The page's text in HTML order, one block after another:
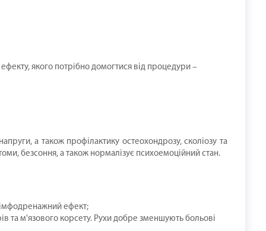
якого потрібно домогтися від процедури –
а також профілактику остеохондрозу, сколіозу та
безсоння, а також нормалізує психоемоційний стан.
ефект;
та м'язового корсету. Рухи добре зменшують больові